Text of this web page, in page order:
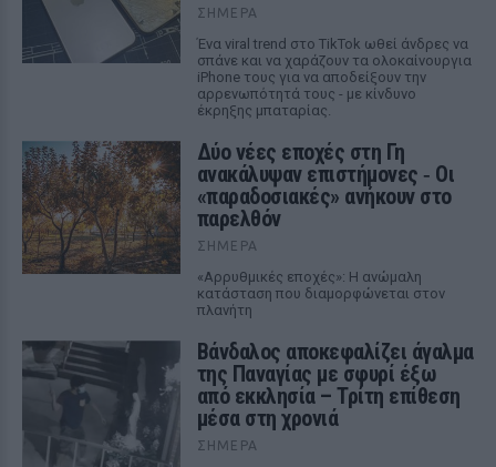
ΣΉΜΕΡΑ
Ένα viral trend στο TikTok ωθεί άνδρες να
σπάνε και να χαράζουν τα ολοκαίνουργια
iPhone τους για να αποδείξουν την
αρρενωπότητά τους - με κίνδυνο
έκρηξης μπαταρίας.
Δύο νέες εποχές στη Γη
ανακάλυψαν επιστήμονες ‑ Oι
«παραδοσιακές» ανήκουν στο
παρελθόν
ΣΉΜΕΡΑ
«Αρρυθμικές εποχές»: Η ανώμαλη
κατάσταση που διαμορφώνεται στον
πλανήτη
Βάνδαλος αποκεφαλίζει άγαλμα
της Παναγίας με σφυρί έξω
από εκκλησία – Τρίτη επίθεση
μέσα στη χρονιά
ΣΉΜΕΡΑ